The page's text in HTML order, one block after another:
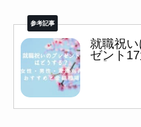
就職祝
ゼント